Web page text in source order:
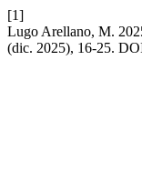
[1]
Lugo Arellano, M.
(dic. 2025), 16-25.